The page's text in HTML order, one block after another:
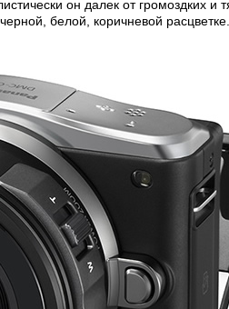
он далек от громоздких
белой, коричневой расцветке.